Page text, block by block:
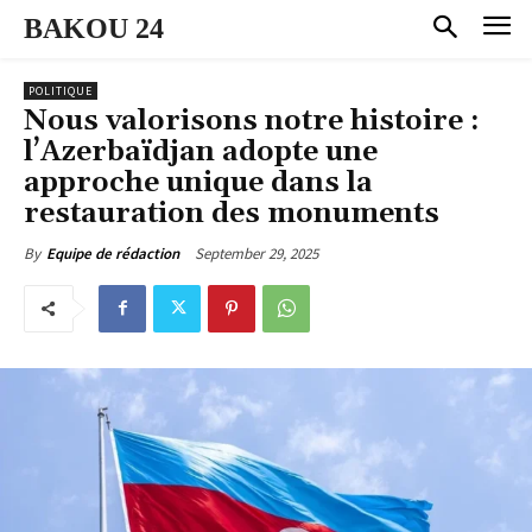
BAKOU 24
POLITIQUE
Nous valorisons notre histoire :
l’Azerbaïdjan adopte une
approche unique dans la
restauration des monuments
By Equipe de rédaction September 29, 2025